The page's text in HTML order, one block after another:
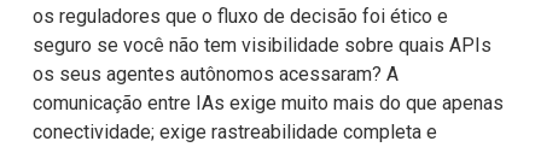
os reguladores que o fluxo de decisão foi ético e
seguro se você não tem visibilidade sobre quais APIs
os seus agentes autônomos acessaram? A
comunicação entre IAs exige muito mais do que apenas
conectividade; exige rastreabilidade completa e